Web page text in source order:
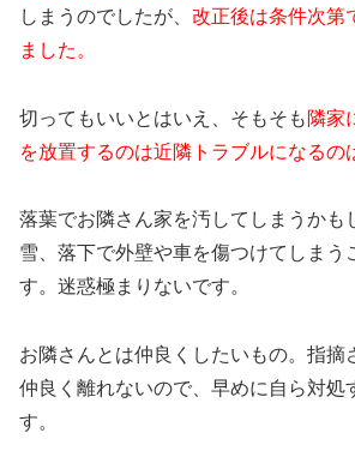
しまうのでしたが、 改正後は条件次第
ました。
切ってもいいとはいえ、そもそも 隣家
を放置するのは近隣トラブルになるの
落葉でお隣さん家を汚してしまうかも
雪、落下で外壁や車を傷つけてしまう
す。迷惑極まりないです。
お隣さんとは仲良くしたいもの。指摘
仲良く離れないので、早めに自ら対処
す。